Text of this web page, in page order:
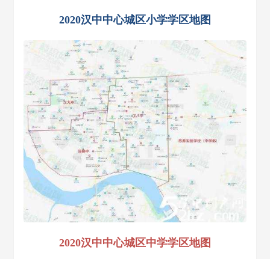
2020汉中中心城区小学学区地图
2020汉中中心城区中学学区地图